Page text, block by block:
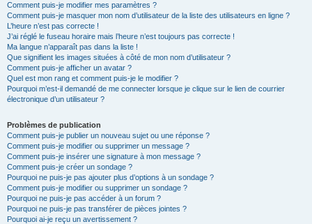
Comment puis-je modifier mes paramètres ?
Comment puis-je masquer mon nom d’utilisateur de la liste des utilisateurs en ligne ?
L’heure n’est pas correcte !
J’ai réglé le fuseau horaire mais l’heure n’est toujours pas correcte !
Ma langue n’apparaît pas dans la liste !
Que signifient les images situées à côté de mon nom d’utilisateur ?
Comment puis-je afficher un avatar ?
Quel est mon rang et comment puis-je le modifier ?
Pourquoi m’est-il demandé de me connecter lorsque je clique sur le lien de courrier
électronique d’un utilisateur ?
Problèmes de publication
Comment puis-je publier un nouveau sujet ou une réponse ?
Comment puis-je modifier ou supprimer un message ?
Comment puis-je insérer une signature à mon message ?
Comment puis-je créer un sondage ?
Pourquoi ne puis-je pas ajouter plus d’options à un sondage ?
Comment puis-je modifier ou supprimer un sondage ?
Pourquoi ne puis-je pas accéder à un forum ?
Pourquoi ne puis-je pas transférer de pièces jointes ?
Pourquoi ai-je reçu un avertissement ?